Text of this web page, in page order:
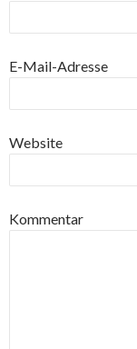
E-Mail-Adresse
Website
Kommentar